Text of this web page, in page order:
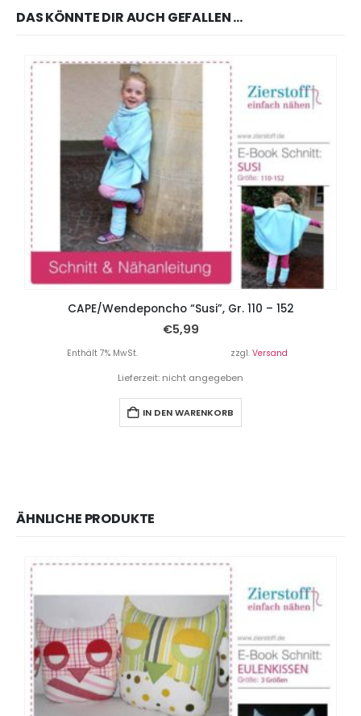
DAS KÖNNTE DIR AUCH GEFALLEN …
CAPE/Wendeponcho “Susi”, Gr. 110 – 152
€5,99
Enthält 7% MwSt. zzgl. Versand
Lieferzeit: nicht angegeben
IN DEN WARENKORB
ÄHNLICHE PRODUKTE